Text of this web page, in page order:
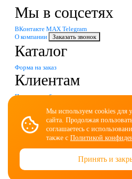
Мы в соцсетях
ВКонтакте MAX Telegram
О компании
Заказать звонок
Каталог
Форма на заказ
Клиентам
Примеры работ
Компания
О компании
Документы
Мы используем cookies для
сайта. Продолжая
соглашаетесь с
также с Политикой
Принять и